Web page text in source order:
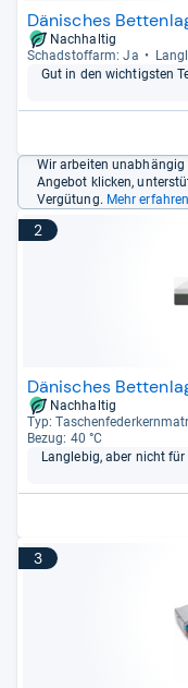
Zwischen 100 und
Federkernmatratze
auf,
fußt auf zwei
den Meinungen
Sie sehr schnell
Produkt ist.
Dänisches
Nachhaltig
Schad­stoff­arm: Ja
Gut in den wich­tigs­ten
Wir arbeiten unabhängig
Angebot klicken,
Vergütung. Mehr erfahren
2
Dänisches
Nachhaltig
Typ:
Bezug: 40 °C
Lang­le­big, aber nicht
3